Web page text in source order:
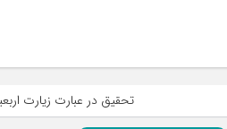
تحقیق در عبارت زیارت اربعین